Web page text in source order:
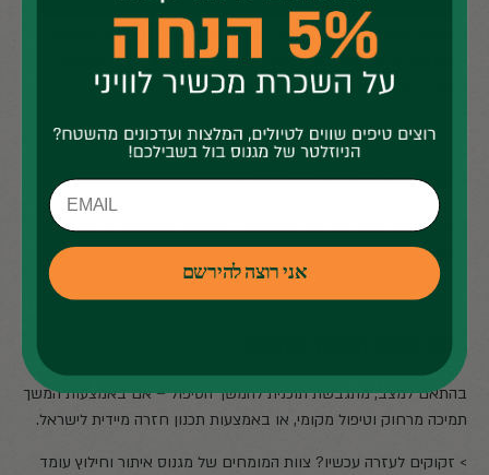
במקביל, צוות מגנוס מפעיל את רשת אנשי הקשר המקומיים לתיאום
עזרה מיידית: רופאים, בתי חולים, שגרירות ישראל במקום, ובמקרה
הצורך – גם גורמי אכיפת חוק מקומיים.
תקשורת עם המשפחה בישראל
אנו מקיימים קשר רציף עם המשפחה בישראל, מעדכנים על המצב
ומסייעים בקבלת החלטות מושכלות לגבי המשך הטיפול.
תכנון המשך הטיפול וההשבה
בהתאם למצב, מתגבשת תוכנית להמשך הטיפול – אם באמצעות המשך
תמיכה מרחוק וטיפול מקומי, או באמצעות תכנון חזרה מיידית לישראל.
> זקוקים לעזרה עכשיו? צוות המומחים של מגנוס איתור וחילוץ עומד
אני רוצה להירשם